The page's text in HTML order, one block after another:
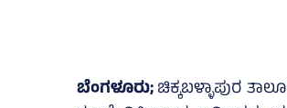
ಬೆಂಗಳೂರು;ಚಿಕ್ಕಬಳ್ಳಾಪುರ